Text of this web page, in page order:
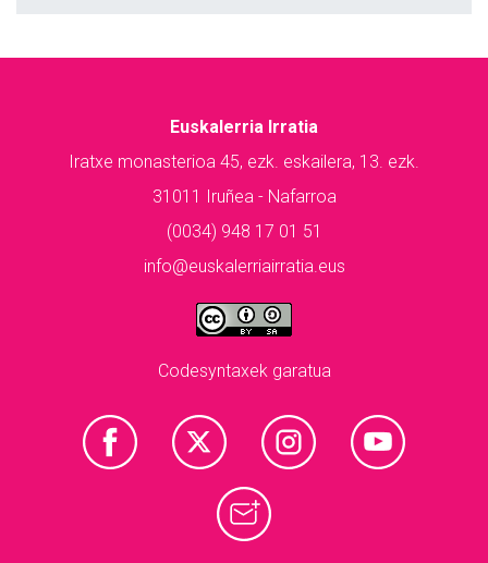
Euskalerria Irratia
Iratxe monasterioa 45, ezk. eskailera, 13. ezk.
31011 Iruñea - Nafarroa
(0034) 948 17 01 51
info@euskalerriairratia.eus
Codesyntaxek garatua